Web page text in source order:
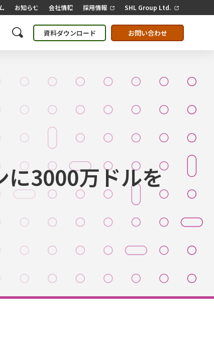
お知らせ 会社情報 採用情報 SHL Group Ltd.
資料ダウンロード お問い合わせ
に3000万ドルを